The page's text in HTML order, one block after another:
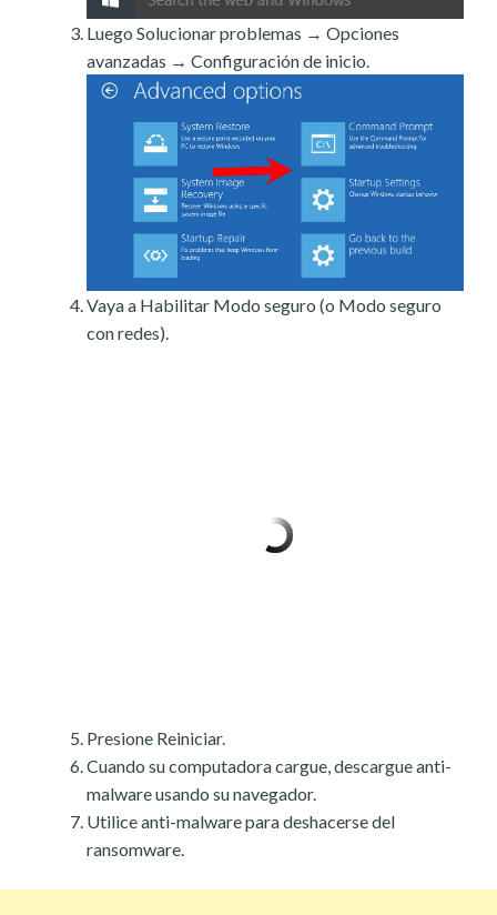
Luego Solucionar problemas → Opciones
avanzadas → Configuración de inicio.
Vaya a Habilitar Modo seguro (o Modo seguro
con redes).
Presione Reiniciar.
Cuando su computadora cargue, descargue anti-
malware usando su navegador.
Utilice anti-malware para deshacerse del
ransomware.